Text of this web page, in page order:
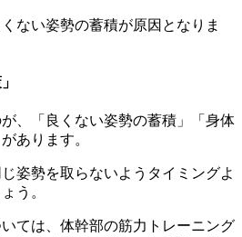
ない姿勢の蓄積が原因となりま
、「良くない姿勢の蓄積」「身体
あります。
姿勢を取らないようタイミングよ
う。
ては、体幹部の筋力トレーニング